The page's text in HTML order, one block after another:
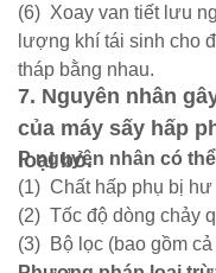
(6) Xoay van tiết lưu
lượng khí tái sinh cho
tháp bằng nhau.
7. Nguyên nhân
của máy sấy hấp
loại bỏ.
Pnguyên nhân có
(1) Chất hấp phụ bị
(2) Tốc độ dòng chảy
(3) Bộ lọc (bao gồm